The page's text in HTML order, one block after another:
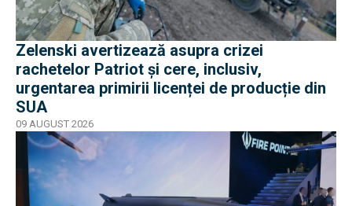
Zelenski avertizează asupra crizei
rachetelor Patriot și cere, inclusiv,
urgentarea primirii licenței de producție din
SUA
09 AUGUST 2026